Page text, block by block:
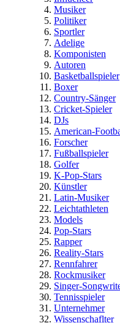
Musiker
Politiker
Sportler
Adelige
Komponisten
Autoren
Basketballspieler
Boxer
Country-Sänger
Cricket-Spieler
DJs
American-
Forscher
Fußballspieler
Golfer
K-Pop-Stars
Künstler
Latin-Musiker
Leichtathleten
Models
Pop-Stars
Rapper
Reality-Stars
Rennfahrer
Rockmusiker
Singer-
Tennisspieler
Unternehmer
Wissenschaflter